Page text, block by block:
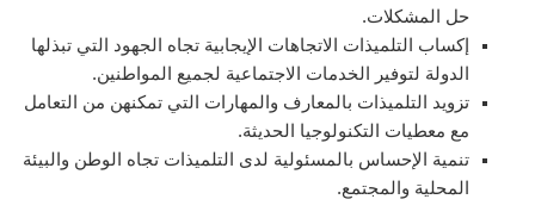
حل المشكلات.
إكساب التلميذات الاتجاهات الإيجابية تجاه الجهود التي تبذلها
الدولة لتوفير الخدمات الاجتماعية لجميع المواطنين.
تزويد التلميذات بالمعارف والمهارات التي تمكنهن من التعامل
مع معطيات التكنولوجيا الحديثة.
تنمية الإحساس بالمسئولية لدى التلميذات تجاه الوطن والبيئة
المحلية والمجتمع.